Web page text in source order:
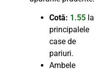
Cotă: 1.55 la
principalele
case de
pariuri.
Ambele